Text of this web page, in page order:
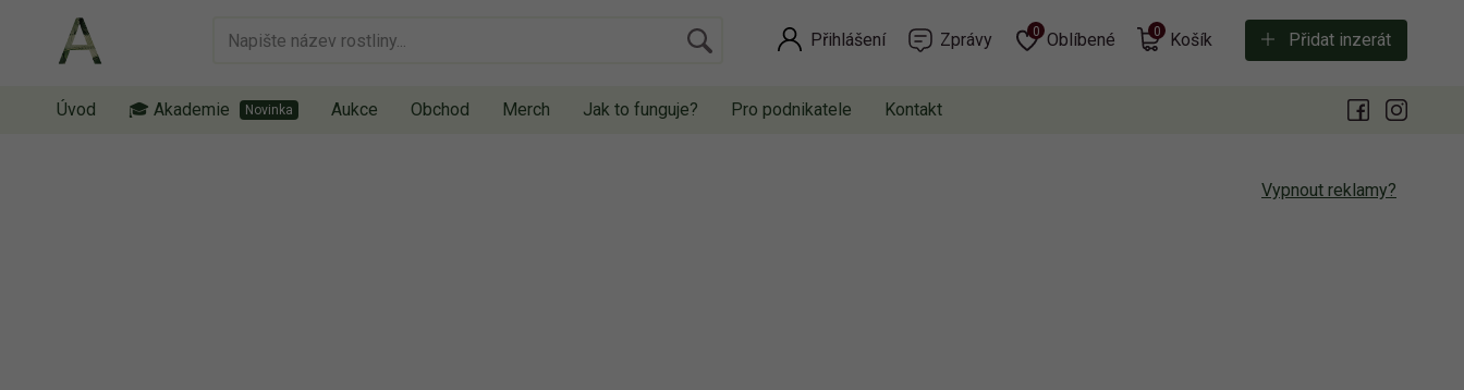
Přihlášení Zprávy Oblíbené
0 Košík
0 Přidat inzerát
Úvod 🎓 Akademie Aukce Obchod Merch Jak to funguje? Pro podnikatele Kontakt
Vypnout reklamy?